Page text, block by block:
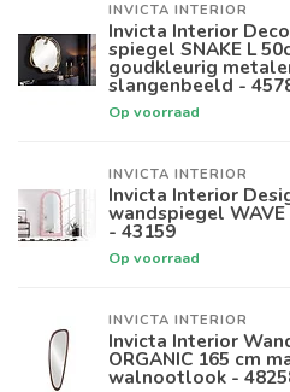
INVICTA INTERIOR
Invicta Interior
spiegel SNAKE L
goudkleurig
slangenbeeld -
Op voorraad
INVICTA INTERIOR
Invicta Interior
wandspiegel
- 43159
Op voorraad
INVICTA INTERIOR
Invicta Interior
ORGANIC 165 cm
walnootlook -